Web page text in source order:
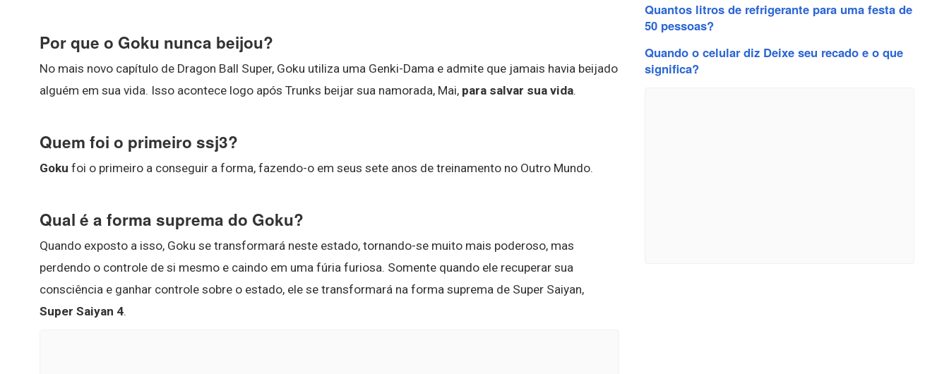
Por que o Goku nunca beijou?
No mais novo capítulo de Dragon Ball Super, Goku utiliza uma Genki-Dama e admite que jamais havia beijado
alguém em sua vida. Isso acontece logo após Trunks beijar sua namorada, Mai, para salvar sua vida.
Quem foi o primeiro ssj3?
Goku foi o primeiro a conseguir a forma, fazendo-o em seus sete anos de treinamento no Outro Mundo.
Qual é a forma suprema do Goku?
Quando exposto a isso, Goku se transformará neste estado, tornando-se muito mais poderoso, mas
perdendo o controle de si mesmo e caindo em uma fúria furiosa. Somente quando ele recuperar sua
consciência e ganhar controle sobre o estado, ele se transformará na forma suprema de Super Saiyan,
Super Saiyan 4.
Quantos litros de refrigerante para uma festa de
50 pessoas?
Quando o celular diz Deixe seu recado e o que
significa?